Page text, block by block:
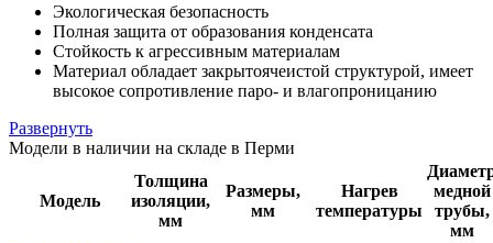
Экологическая безопасность
Полная защита от образования конденсата
Стойкость к агрессивным материалам
Материал обладает закрытоячеистой структурой, имеет
высокое сопротивление паро- и влагопроницанию
Развернуть
Модели в наличии на складе в Перми
Модель
Толщина
изоляции,
мм
Размеры,
мм
Нагрев
температуры
медной
трубы,
мм